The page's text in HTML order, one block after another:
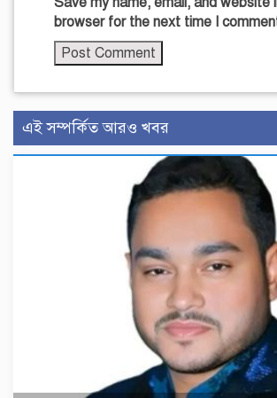
browser for the next time I
এই সম্পর্কিত আরও খবর